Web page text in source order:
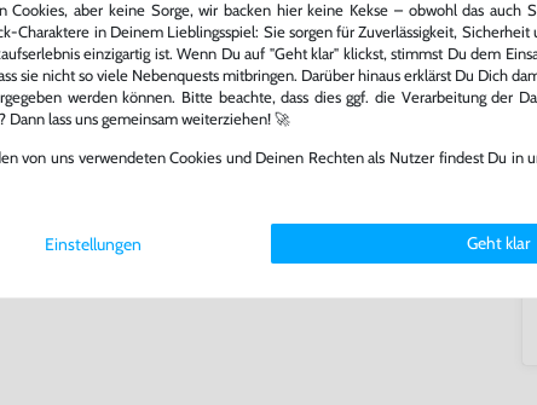
Fans und neue Entdecker
genießen kannst,
von unseren Fachkräften
repariert.
oder verkaufst, trägst du
zu verlängern und damit
aber keine Sorge, wir backen hier keine Kekse – obwohl das auch
Charaktere in Deinem Lieblingsspiel: Sie sorgen für Zuverlässigkeit, Sicherheit
einzigartig ist. Wenn Du auf "Geht klar" klickst, stimmst Du dem
sie nicht so viele Nebenquests mitbringen. Darüber hinaus erklärst Du Dich
werden können. Bitte beachte, dass dies ggf. die Verarbeitung der
Dann lass uns gemeinsam weiterziehen! 🚀
von uns verwendeten Cookies und Deinen Rechten als Nutzer findest Du in
Einstellungen Geht klar